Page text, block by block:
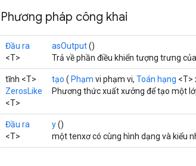
Phương pháp công khai
Đầu ra
<T>
asOutput()
Trả về phần điều khiển tượng trưng
tĩnh <T>
ZerosLike
<T>
tạo ( Phạm vi phạm vi, Toán hạng <T>
Phương thức xuất xưởng để tạo một
Đầu ra
<T>
y()
một tenxơ có cùng hình dạng và kiểu